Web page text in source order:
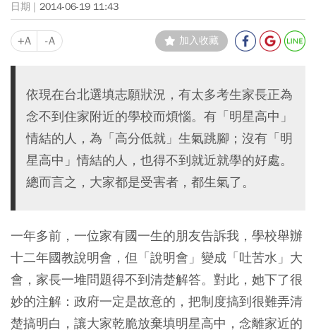
2014-06-19 11:43
+A -A 加入收藏
依現在台北選填志願狀況，有太多考生家長正為
念不到住家附近的學校而煩惱。有「明星高中」
情結的人，為「高分低就」生氣跳腳；沒有「明
星高中」情結的人，也得不到就近就學的好處。
總而言之，大家都是受害者，都生氣了。
一年多前，一位家有國一生的朋友告訴我，學校舉辦
十二年國教說明會，但「說明會」變成「吐苦水」大
會，家長一堆問題得不到清楚解答。對此，她下了很
妙的注解：政府一定是故意的，把制度搞到很難弄清
楚搞明白，讓大家乾脆放棄填明星高中，念離家近的